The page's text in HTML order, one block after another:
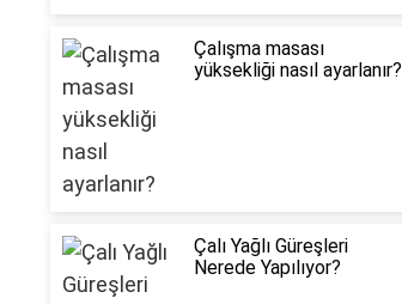
Çalışma masası
yüksekliği nasıl ayarlanır?
Çalı Yağlı Güreşleri
Nerede Yapılıyor?